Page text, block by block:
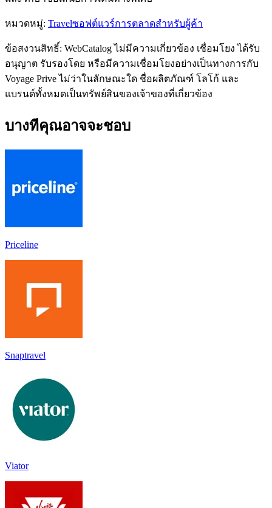
หมวดหมู่: Travelซอฟต์แวร์การตลาดสำหรับผู้ค้า
ข้อสงวนสิทธิ์: WebCatalog ไม่มีความเกี่ยวข้อง เชื่อมโยง ได้รับ
อนุญาต รับรองโดย หรือมีความเชื่อมโยงอย่างเป็นทางการกับ
Voyage Prive ไม่ว่าในลักษณะใด ชื่อผลิตภัณฑ์ โลโก้ และ
แบรนด์ทั้งหมดเป็นทรัพย์สินของเจ้าของที่เกี่ยวข้อง
บางทีคุณอาจจะชอบ
Priceline
Snaptravel
Viator